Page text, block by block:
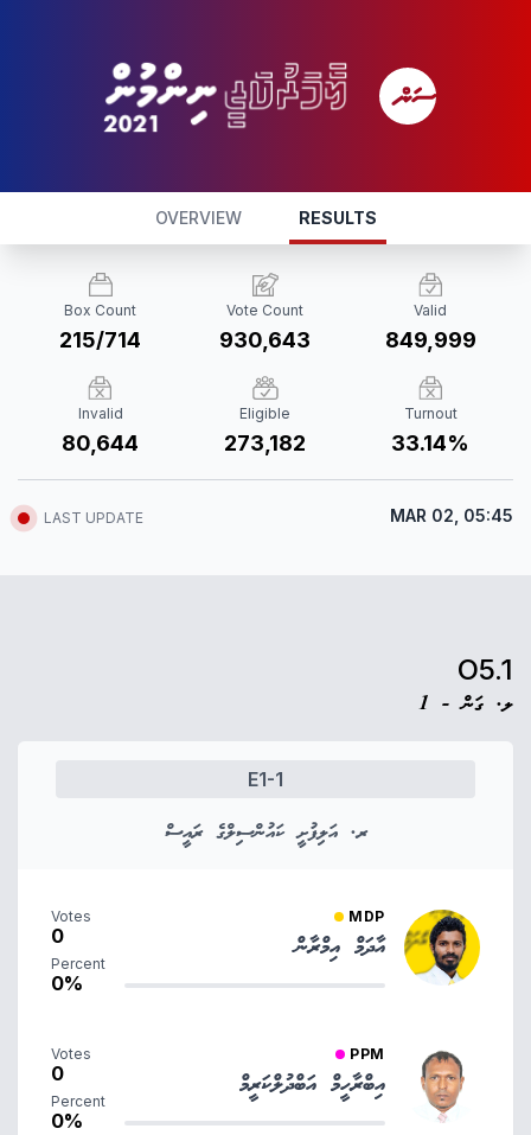
RESULTS
OVERVIEW
Box Count
215/714
Vote Count
930,643
Valid
849,999
Invalid
80,644
Eligible
273,182
Turnout
33.14%
LAST UPDATE MAR 02, 05:45
O5.1
ލ. ގަން - 1
E1-1
ރ. އަލިފުށީ ކައުންސިލްގެ ރައީސް
MDP
އާދަމް އިމްރާން
Votes
0
Percent
0%
PPM
އިބްރާހީމް އަބްދުލްކަރީމް
Votes
0
Percent
0%